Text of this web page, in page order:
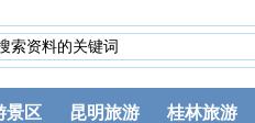
景区 昆明旅游 桂林旅游